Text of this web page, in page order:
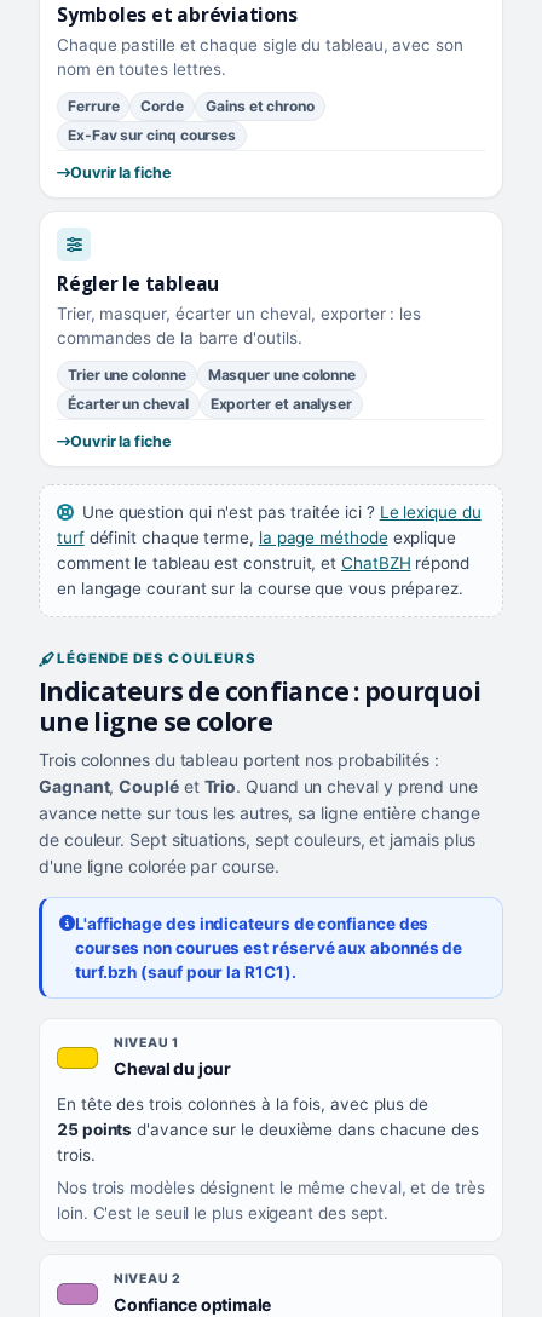
Symboles et abréviations
Chaque pastille et chaque sigle du tableau, avec son
nom en toutes lettres.
Ferrure Corde
Gains et chrono
Ex-Fav sur cinq courses
Ouvrir la fiche
Régler le tableau
Trier, masquer, écarter un cheval, exporter : les
commandes de la barre d'outils.
Trier une colonne
Masquer une colonne
Écarter un cheval
Exporter et analyser
Ouvrir la fiche
Une question qui n'est pas traitée ici ? Le lexique du
turfdéfinit chaque terme, la page méthodeexplique
comment le tableau est construit, etChatBZH répond
en langage courant sur la course que vous préparez.
LÉGENDE DES COULEURS
Indicateurs de confiance : pourquoi
une ligne se colore
Trois colonnes du tableau portent nos probabilités :
Gagnant,Coupléet Trio. Quand un cheval y prend une
avance nette sur tous les autres, sa ligne entière change
de couleur. Sept situations, sept couleurs, et jamais plus
d'une ligne colorée par course.
L'affichage des indicateurs de confiance des
courses non courues est réservé aux abonnés de
turf.bzh (sauf pour la R1C1).
QUAND LA LIGNE PREND CETTE COULEUR
CE QUE CELA VOUS DIT
NIVEAU 1
Cheval du jour, couleur jaune or
En tête des trois colonnes à la fois, avec plus de
25 points d'avance sur le deuxième dans chacune des
trois.
Nos trois modèles désignent le même cheval, et de très
loin. C'est le seuil le plus exigeant des sept.
NIVEAU 2
Confiance optimale, couleur mauve